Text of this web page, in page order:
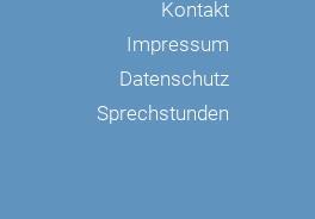
Kontakt
Impressum
Datenschutz
Sprechstunden